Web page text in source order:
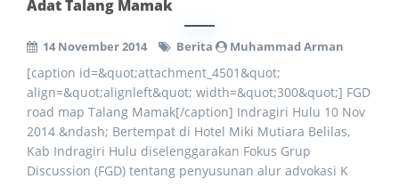
Adat Talang Mamak
14 November 2014 Berita Muhammad Arman
[caption id=&quot;attachment_4501&quot;
align=&quot;alignleft&quot; width=&quot;300&quot;] FGD
road map Talang Mamak[/caption] Indragiri Hulu 10 Nov
2014 &ndash; Bertempat di Hotel Miki Mutiara Belilas,
Kab Indragiri Hulu diselenggarakan Fokus Grup
Discussion (FGD) tentang penyusunan alur advokasi K